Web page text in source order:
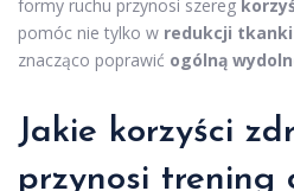
formy ruchu przynosi szereg
pomóc nie tylko w redukcji tkanki
znacząco poprawić ogólną
Jakie korzyści
przynosi trening